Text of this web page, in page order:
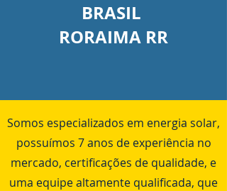
BRASIL
RORAIMA RR
Somos especializados em energia solar,
possuímos 7 anos de experiência no
mercado, certificações de qualidade, e
uma equipe altamente qualificada, que